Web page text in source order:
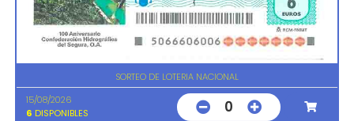
SORTEO DE LOTERIA NACIONAL
15/08/2026
6 DISPONIBLES 0